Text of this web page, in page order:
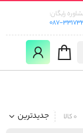
رایگان:
087-
جدیدترین 0 کالا